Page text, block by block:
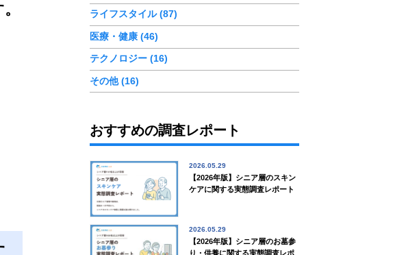
ライフスタイル (87)
医療・健康 (46)
テクノロジー (16)
その他 (16)
おすすめの調査レポート
【2026年版】シニア層のスキン
ケアに関する実態調査レポート
2026.05.29
【2026年版】シニア層のお墓参
り・供養に関する実態調査レポ
2026.05.29